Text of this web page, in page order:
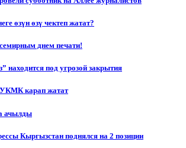
өзүн өзү чектеп жатат?
днем печати!
находится под угрозой закрытия
карап жатат
ачылды
Кыргызстан поднялся на 2 позиции